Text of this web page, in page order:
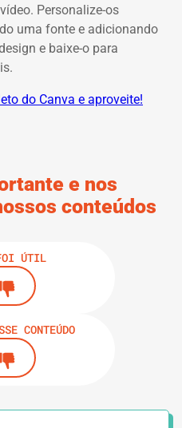
Personalize-os
uma fonte e adicionando
e baixe-o para
do Canva e aproveite!
e nos
conteúdos
ÚTIL
CONTEÚDO